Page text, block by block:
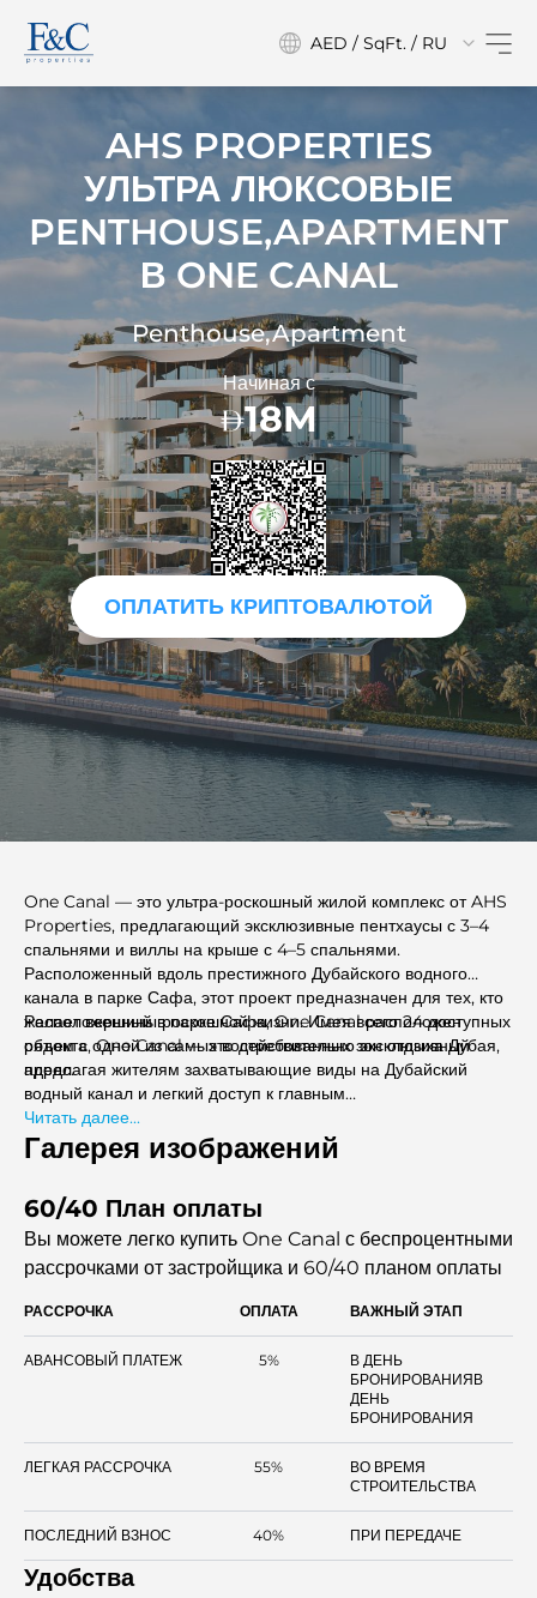
AED / SqFt. / RU
AHS PROPERTIES
УЛЬТРА ЛЮКСОВЫЕ
PENTHOUSE,APARTMENT
ВONE CANAL
Penthouse,Apartment
Начиная с
18M
ОПЛАТИТЬ КРИПТОВАЛЮТОЙ
One Canal — это ультра-роскошный жилой комплекс от AHS
Properties, предлагающий эксклюзивные пентхаусы с 3–4
спальнями и виллы на крыше с 4–5 спальнями.
Расположенный вдоль престижного Дубайского водного
канала в парке Сафа, этот проект предназначен для тех, кто
желает вершины роскошной жизни. Имея всего 24 доступных
объекта, One Canal — это действительно эксклюзивный
адрес.
Расположенный в парке Сафа, One Canal расположен
рядом с одной из самых востребованных зон отдыха Дубая,
предлагая жителям захватывающие виды на Дубайский
водный канал и легкий доступ к главным
достопримечательностям. Это место обеспечивает
идеальный баланс между спокойствием пышной зелени и
удобством городской жизни, находясь недалеко от торговых
Читать далее...
Галерея изображений
60/40 План оплаты
Вы можете легко купить One Canal с беспроцентными
рассрочками от застройщика и 60/40 планом оплаты
РАССРОЧКА ОПЛАТА ВАЖНЫЙ ЭТАП
АВАНСОВЫЙ ПЛАТЕЖ 5%
В ДЕНЬ
БРОНИРОВАНИЯВ
ДЕНЬ
БРОНИРОВАНИЯ
ЛЕГКАЯ РАССРОЧКА 55%
ВО ВРЕМЯ
СТРОИТЕЛЬСТВА
ПОСЛЕДНИЙ ВЗНОС 40% ПРИ ПЕРЕДАЧЕ
Удобства